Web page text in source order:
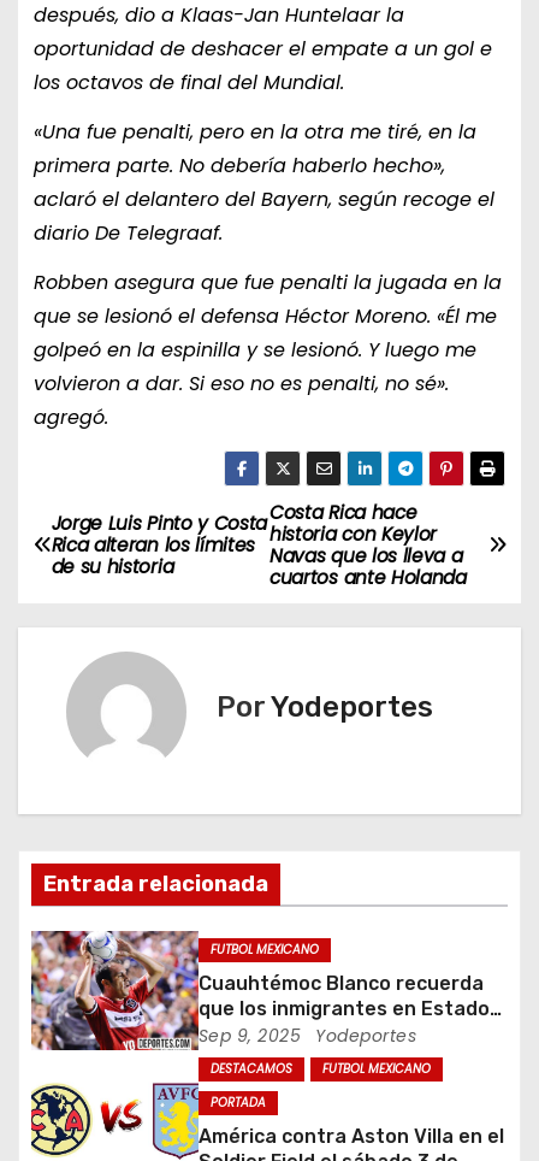
después, dio a Klaas-Jan Huntelaar la
oportunidad de deshacer el empate a un gol e
los octavos de final del Mundial.
«Una fue penalti, pero en la otra me tiré, en la
primera parte. No debería haberlo hecho»,
aclaró el delantero del Bayern, según recoge el
diario De Telegraaf.
Robben asegura que fue penalti la jugada en la
que se lesionó el defensa Héctor Moreno. «Él me
golpeó en la espinilla y se lesionó. Y luego me
volvieron a dar. Si eso no es penalti, no sé».
agregó.
N
a
v
c
ó
n
d
e
e
Costa Rica hace
historia con Keylor
Navas que los lleva a
cuartos ante Holanda
Jorge Luis Pinto y Costa
Rica alteran los límites
de su historia
PorYodeportes
Entrada relacionada
FUTBOL MEXICANO
Cuauhtémoc Blanco recuerda
que los inmigrantes en Estados
Unidos son gente trabajadora
Sep 9, 2025 Yodeportes
DESTACAMOS
FUTBOL MEXICANO
PORTADA
América contra Aston Villa en el